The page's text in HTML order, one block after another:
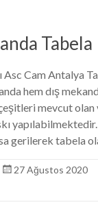
Tabela
Asc Cam Antalya
hem dış
mevcut olan
gerilerek tabela
27 Ağustos 2020